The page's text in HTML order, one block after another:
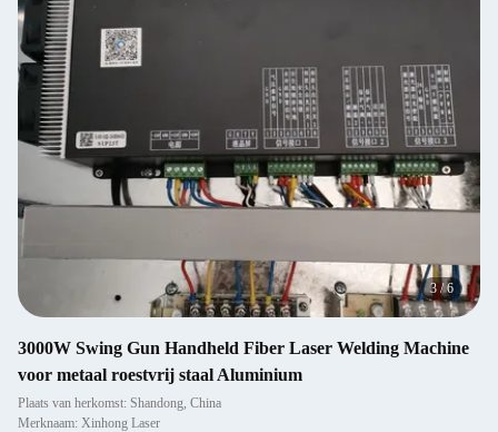
4 /6
3000W Swing Gun Handheld Fiber Laser Welding Machine
voor metaal roestvrij staal Aluminium
Plaats van herkomst: Shandong, China
Merknaam: Xinhong Laser